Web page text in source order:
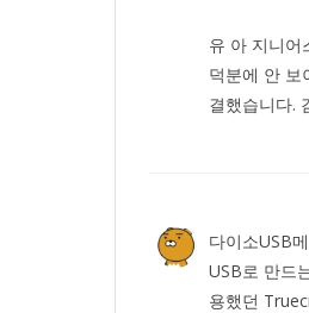
유 아 지니어
덕분에 안 보
결했습니다.
다이소USB
USB로 만드
용했던